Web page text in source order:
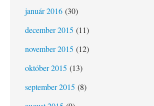
január 2016 (30)
december 2015 (11)
november 2015 (12)
október 2015 (13)
september 2015 (8)